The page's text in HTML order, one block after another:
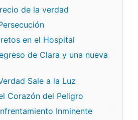
de la verdad
en el Hospital
de Clara y una nueva
Sale a la Luz
Corazón del Peligro
Inminente